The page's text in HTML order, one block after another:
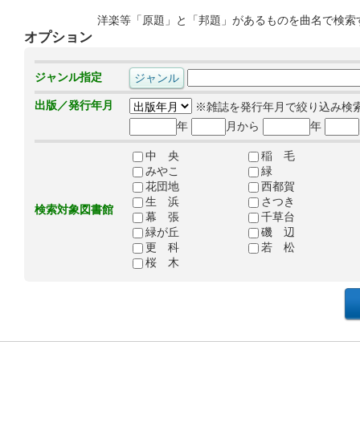
洋楽等「原題」と「邦題」があるものを曲名で検
オプション
ジャンル指定
出版／発行年月
※雑誌を発行年月で絞り込み検
年
月から 年
検索対象図書館
中 央
稲 毛
みやこ
緑
花団地
西都賀
生 浜
さつき
幕 張
千草台
緑が丘
磯 辺
更 科
若 松
桜 木